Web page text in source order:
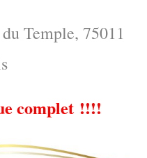
Temple, 75011
complet !!!!